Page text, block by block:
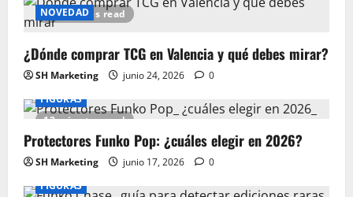
15 minutes read
NOVEDAD
¿Dónde comprar TCG en Valencia y qué debes mirar?
SH Marketing junio 24, 2026 0
12 minutes read
FIGURAS
Protectores Funko Pop: ¿cuáles elegir en 2026?
SH Marketing junio 17, 2026 0
FIGURAS